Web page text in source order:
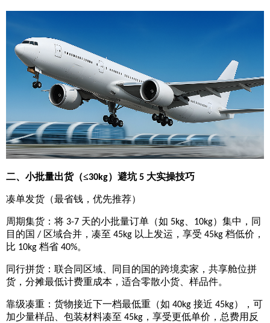
二、小批量出货（≤30kg）避坑5 大实操技巧
凑单发货（最省钱，优先推荐）
周期集货：将 3-7 天的小批量订单（如 5kg 10kg）集中，同
目的国 / 区域合并，凑至 45kg 以上发运，享受 45kg 档低价，
比 10kg 档省 40%。
同行拼货：联合同区域、同目的国的跨境卖家，共享舱位拼
货，分摊最低计费重成本，适合零散小货、样品件。
靠级凑重：货物接近下一档最低重（如 40kg 接近 45kg），可
加少量样品、包装材料凑至 45kg ，享受更低单价，总费用反